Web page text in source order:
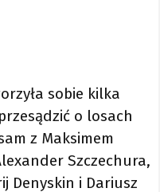
sobie kilka
o losach
z Maksimem
Szczechura,
Denyskin i Dariusz